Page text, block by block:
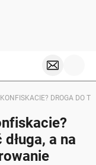
DROGA DO
a na